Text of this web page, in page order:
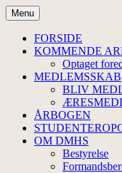
Hop
til
indhold
Dansk
Menu
FORSIDE
KOMMENDE
Optaget
MEDLEMSSKAB
BLIV
ÅRBOGEN
OM DMHS
Bestyrelse